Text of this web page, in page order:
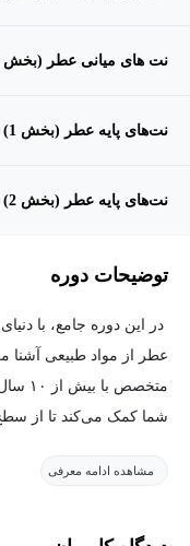
نت های میانی عطر (بخش 2)
نت‌های پایه عطر (بخش 1)
نت‌های پایه عطر (بخش 2)
توضیحات دوره
در این دوره جامع، با
عطر از مواد طبیعی آشنا
شما کمک می‌کند تا از
احساسات ما دارند و
مشاهده ادامه معرفی